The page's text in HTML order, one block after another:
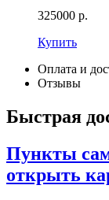
325000 р.
Купить
Оплата и
Отзывы
Быстрая
Пункты
открыть